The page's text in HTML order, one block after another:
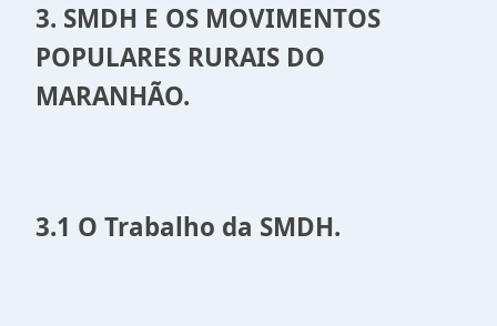
3. SMDH E OS MOVIMENTOS
POPULARES RURAIS DO
MARANHÃO.
3.1 O Trabalho da SMDH.